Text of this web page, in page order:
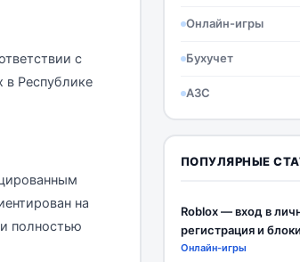
с
Республике
на
полностью
Онлайн-игры
Бухучет
АЗС
ПОПУЛЯРНЫЕ
Roblox — вход в
регистрация и
Онлайн-игры